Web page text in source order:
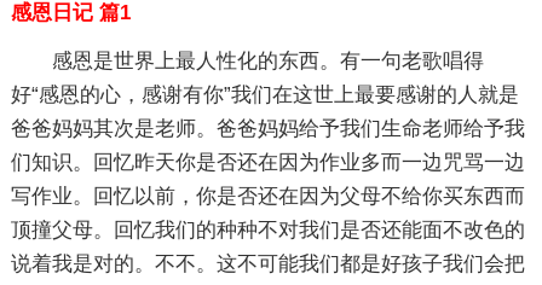
感恩日记 篇1
感恩是世界上最人性化的东西。有一句老歌唱得
好“感恩的心，感谢有你”我们在这世上最要感谢的人就是
爸爸妈妈其次是老师。爸爸妈妈给予我们生命老师给予我
们知识。回忆昨天你是否还在因为作业多而一边咒骂一边
写作业。回忆以前，你是否还在因为父母不给你买东西而
顶撞父母。回忆我们的种种不对我们是否还能面不改色的
说着我是对的。不不。这不可能我们都是好孩子我们会把